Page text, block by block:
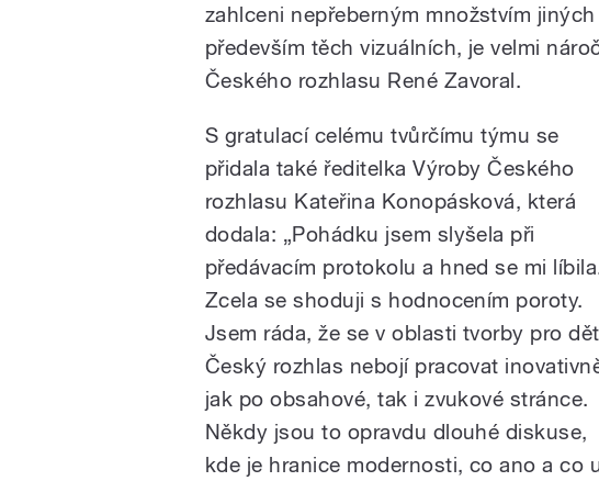
zahlceni nepřeberným množstvím
především těch vizuálních, je velmi
Českého rozhlasu René Zavoral.
S gratulací celému tvůrčímu týmu se
přidala také ředitelka Výroby Českého
rozhlasu Kateřina Konopásková, která
dodala: „Pohádku jsem slyšela při
předávacím protokolu a hned se mi
Zcela se shoduji s hodnocením poroty.
Jsem ráda, že se v oblasti tvorby pro
Český rozhlas nebojí pracovat
jak po obsahové, tak i zvukové stránce.
Někdy jsou to opravdu dlouhé diskuse,
kde je hranice modernosti, co ano a co